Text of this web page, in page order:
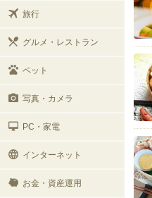
旅行
グルメ・レストラン
ペット
写真・カメラ
PC・家電
インターネット
お金・資産運用